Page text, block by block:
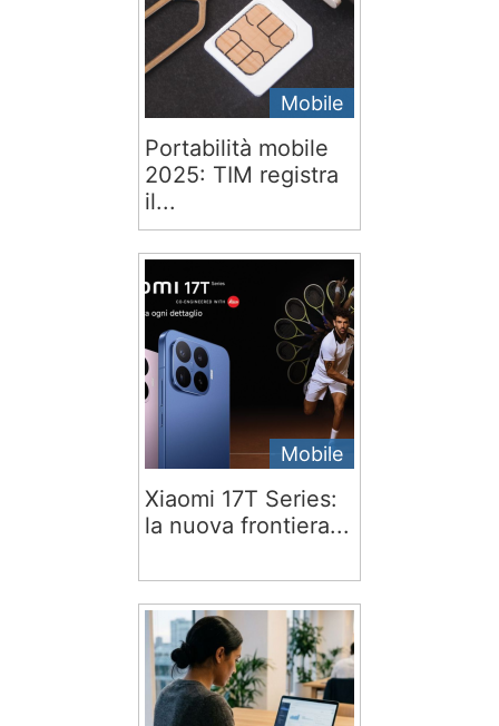
Mobile
Portabilità mobile
2025: TIM registra
il...
Mobile
Xiaomi 17T Series:
la nuova frontiera...